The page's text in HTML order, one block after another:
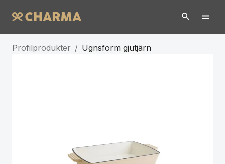
Profilprodukter / Ugnsform gjutjärn